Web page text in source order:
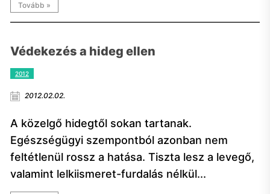
Tovább »
Védekezés a hideg ellen
2012
2012.02.02.
A közelgő hidegtől sokan tartanak.
Egészségügyi szempontból azonban nem
feltétlenül rossz a hatása. Tiszta lesz a levegő,
valamint lelkiismeret-furdalás nélkül...